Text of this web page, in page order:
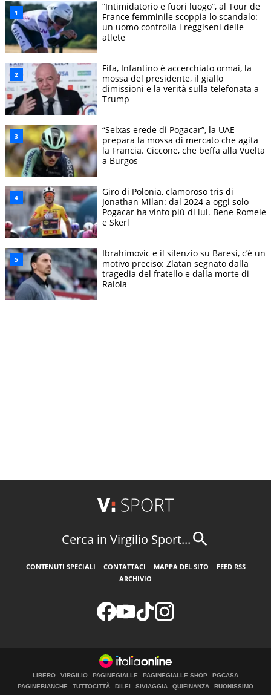
“Intimidatorio e fuori luogo”, al Tour de
France femminile scoppia lo scandalo:
un uomo controlla i reggiseni delle
atlete
Fifa, Infantino è accerchiato ormai, la
mossa del presidente, il giallo
dimissioni e la verità sulla telefonata a
Trump
“Seixas erede di Pogacar”, la UAE
prepara la mossa di mercato che agita
la Francia. Ciccone, che beffa alla Vuelta
a Burgos
Giro di Polonia, clamoroso tris di
Jonathan Milan: dal 2024 a oggi solo
Pogacar ha vinto più di lui. Bene Romele
e Skerl
Ibrahimovic e il silenzio su Baresi, c’è un
motivo preciso: Zlatan segnato dalla
tragedia del fratello e dalla morte di
Raiola
Cerca in Virgilio Sport...
CONTENUTI SPECIALI CONTATTACI MAPPA DEL SITO
FEED RSS
ARCHIVIO
LIBERO VIRGILIO PAGINEGIALLE PAGINEGIALLE SHOP
PGCASA
PAGINEBIANCHE
TUTTOCITTÀ DILEI SIVIAGGIA QUIFINANZA
BUONISSIMO